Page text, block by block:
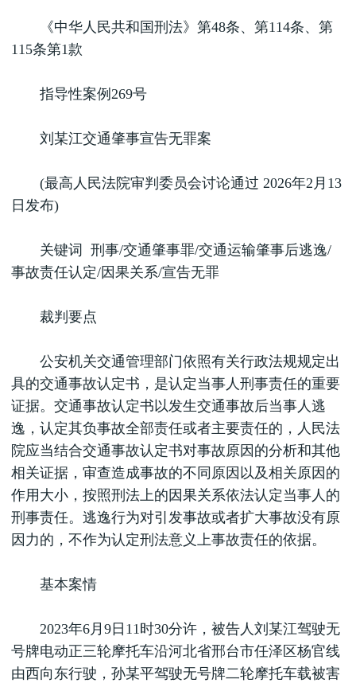
《中华人民共和国刑法》第48条、第114条、第
115条第1款
指导性案例269号
刘某江交通肇事宣告无罪案
(最高人民法院审判委员会讨论通过 2026年2月13
日发布)
关键词 刑事/交通肇事罪/交通运输肇事后逃逸/
事故责任认定/因果关系/宣告无罪
裁判要点
公安机关交通管理部门依照有关行政法规规定出
具的交通事故认定书，是认定当事人刑事责任的重要
证据。交通事故认定书以发生交通事故后当事人逃
逸，认定其负事故全部责任或者主要责任的，人民法
院应当结合交通事故认定书对事故原因的分析和其他
相关证据，审查造成事故的不同原因以及相关原因的
作用大小，按照刑法上的因果关系依法认定当事人的
刑事责任。逃逸行为对引发事故或者扩大事故没有原
因力的，不作为认定刑法意义上事故责任的依据。
基本案情
2023年6月9日11时30分许，被告人刘某江驾驶无
号牌电动正三轮摩托车沿河北省邢台市任泽区杨官线
由西向东行驶，孙某平驾驶无号牌二轮摩托车载被害